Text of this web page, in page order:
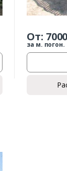
От: 7000
за м. погон.